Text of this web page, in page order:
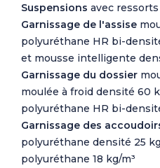
Suspensions avec
Garnissage de l'assise
polyuréthane HR bi-
et mousse intelligente
Garnissage du dossier
moulée à froid densité 60
polyuréthane HR bi-
Garnissage des
polyuréthane densité 25
polyuréthane 18 kg/m³